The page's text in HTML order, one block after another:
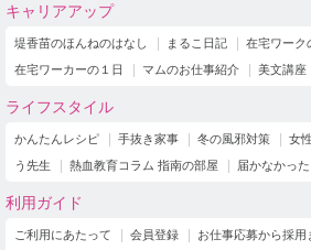
キャリアアップ
堤香苗のほんねのはなし まるこ日記 在宅ワーク
在宅ワーカーの１日
マムのお仕事紹介 美文講座
ライフスタイル
かんたんレシピ 手抜き家事 冬の風邪対策 女
う先生
熱血教育コラム 指南の部屋 届かなかっ
利用ガイド
ご利用にあたって 会員登録 お仕事応募から採用